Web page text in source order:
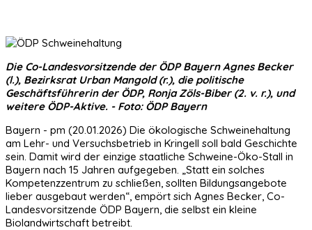
Die Co-Landesvorsitzende der ÖDP Bayern Agnes Becker
(l.), Bezirksrat Urban Mangold (r.), die politische
Geschäftsführerin der ÖDP, Ronja Zöls-Biber (2. v. r.), und
weitere ÖDP-Aktive. - Foto: ÖDP Bayern
Bayern - pm (20.01.2026) Die ökologische Schweinehaltung
am Lehr- und Versuchsbetrieb in Kringell soll bald Geschichte
sein. Damit wird der einzige staatliche Schweine-Öko-Stall in
Bayern nach 15 Jahren aufgegeben. „Statt ein solches
Kompetenzzentrum zu schließen, sollten Bildungsangebote
lieber ausgebaut werden“, empört sich Agnes Becker, Co-
Landesvorsitzende ÖDP Bayern, die selbst ein kleine
Biolandwirtschaft betreibt.